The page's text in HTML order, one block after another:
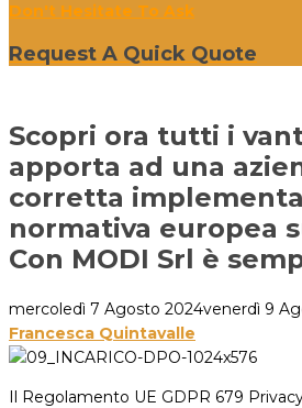
Don't Hesitate To Ask
Request A Quick Quote
Scopri ora tutti i
apporta ad una
corretta
normativa europea
Con MODI Srl è
mercoledì 7 Agosto 2024venerdì 9
Francesca Quintavalle
Il Regolamento UE GDPR 679